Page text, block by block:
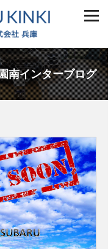
南インターブログ